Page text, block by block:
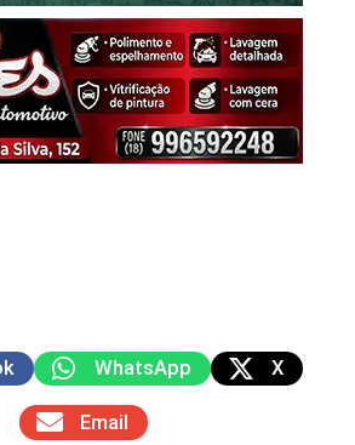
WhatsApp X
Email